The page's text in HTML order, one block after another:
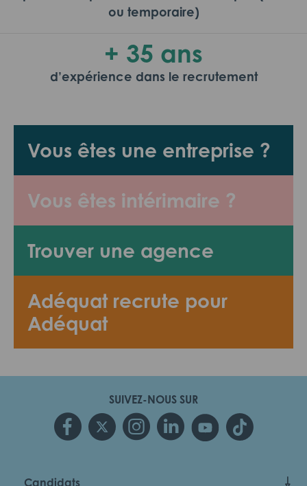
Vous êtes une entreprise ?
Vous êtes intérimaire ?
Trouver une agence
Adéquat recrute pour
Adéquat
ou temporaire)
+ 35 ans
d’expérience dans le recrutement
SUIVEZ-NOUS SUR
Candidats